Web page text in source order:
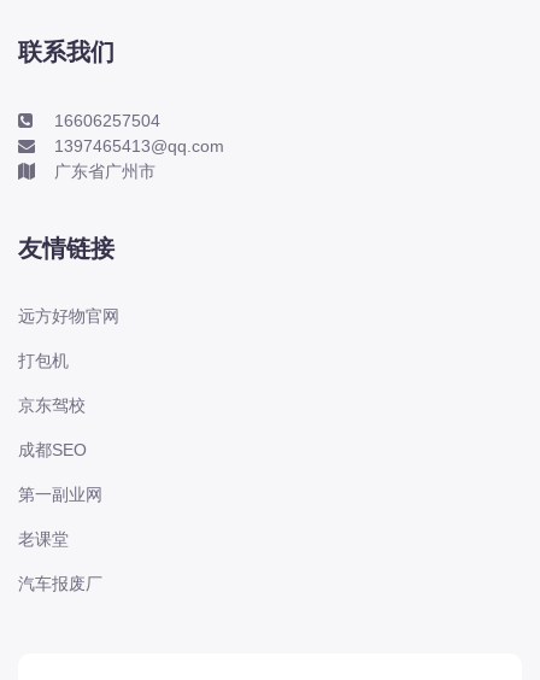
联系我们
16606257504
1397465413@qq.com
广东省广州市
友情链接
远方好物官网
打包机
京东驾校
成都SEO
第一副业网
老课堂
汽车报废厂